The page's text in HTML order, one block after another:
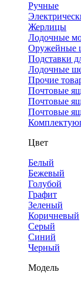
Ручные
Жерлицы
Лодочные
Оружейные
Подставки
Лодочные
Прочие
Почтовые
Почтовые
Почтовые
Цвет
Белый
Бежевый
Голубой
Графит
Зеленый
Коричневый
Серый
Синий
Черный
Модель